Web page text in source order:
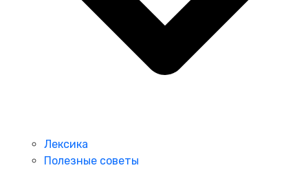
Лексика
Полезные советы